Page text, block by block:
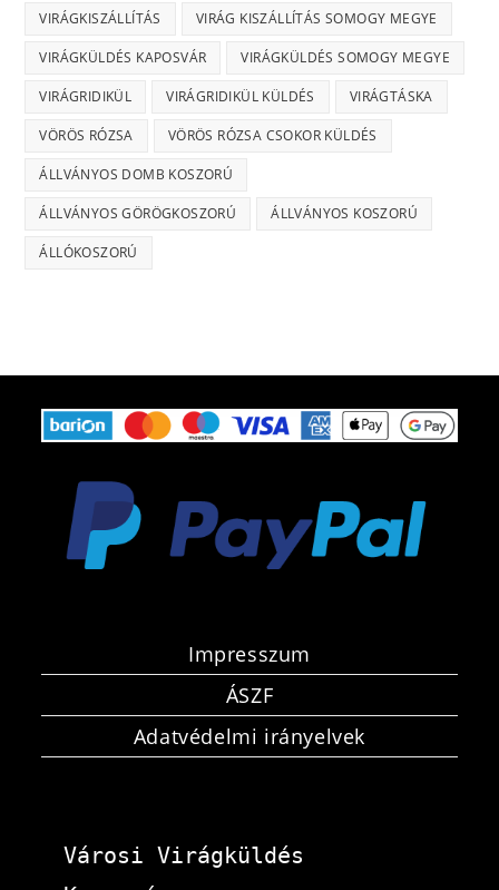
VIRÁGKISZÁLLÍTÁS VIRÁG KISZÁLLÍTÁS SOMOGY MEGYE
VIRÁGKÜLDÉS KAPOSVÁR VIRÁGKÜLDÉS SOMOGY MEGYE
VIRÁGRIDIKÜL VIRÁGRIDIKÜL KÜLDÉS VIRÁGTÁSKA
VÖRÖS RÓZSA VÖRÖS RÓZSA CSOKOR KÜLDÉS
ÁLLVÁNYOS DOMB KOSZORÚ
ÁLLVÁNYOS GÖRÖGKOSZORÚ ÁLLVÁNYOS KOSZORÚ
ÁLLÓKOSZORÚ
Impresszum
ÁSZF
Adatvédelmi irányelvek
Városi Virágküldés